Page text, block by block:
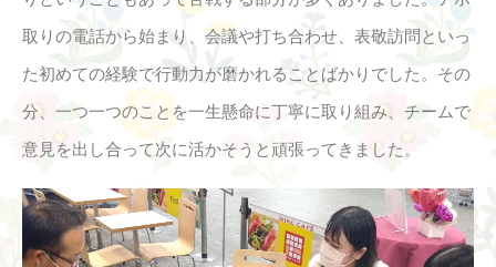
取りの電話から始まり、会議や打ち合わせ、表敬訪問といっ
た初めての経験で行動力が磨かれることばかりでした。その
分、一つ一つのことを一生懸命に丁寧に取り組み、チームで
意見を出し合って次に活かそうと頑張ってきました。